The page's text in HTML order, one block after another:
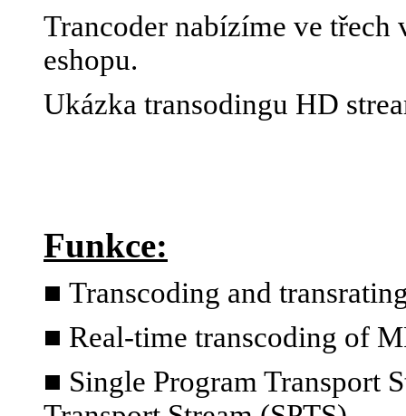
Trancoder nabízíme ve třech
eshopu.
Ukázka transodingu HD
Funkce:
■ Transcoding and
■ Real-time transcoding of
■ Single Program Transport